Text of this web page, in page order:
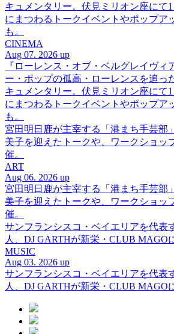
キュメンタリー。伏見ミリオン座にて
にまつわるトークイベントやポップア
も。
CINEMA
Aug 07. 2026 up
『ローレンス・オブ・ベルグレイヴィ
ー・ポップの孤高・ローレンスを追っ
キュメンタリー。伏見ミリオン座にて
にまつわるトークイベントやポップア
も。
宮田明日鹿が主宰する「港まち手芸部
美子を迎えたトークや、ワークショッ
催。
ART
Aug 06. 2026 up
宮田明日鹿が主宰する「港まち手芸部
美子を迎えたトークや、ワークショッ
催。
サンフランシスコ・ベイエリアを代表
人、DJ GARTHが新栄・CLUB MAGO
MUSIC
Aug 03. 2026 up
サンフランシスコ・ベイエリアを代表
人、DJ GARTHが新栄・CLUB MAGO